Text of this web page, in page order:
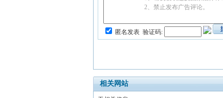
2、禁止发布广告评论。
匿名发表 验证码:
相关网站